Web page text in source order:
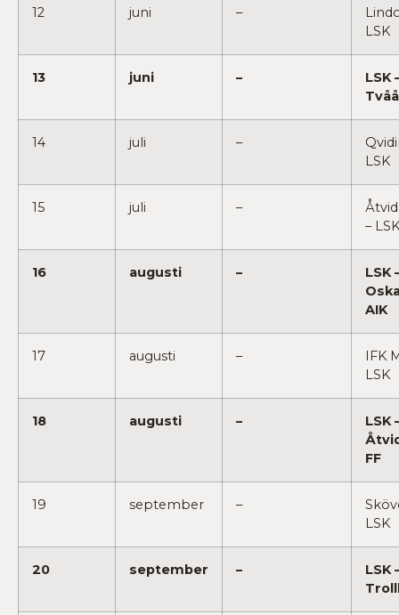
12 juni –
LSK
13 juni –
LSK
14 juli –
LSK
15 juli –
– LSK
16 augusti –
LSK
AIK
17 augusti –
IFK
LSK
18 augusti –
LSK
FF
19 september –
LSK
20 september –
LSK